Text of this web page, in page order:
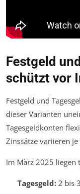
Festgeld
schützt vor
Festgeld und
dieser Varianten
Tagesgeldkonten
Zinssätze variieren
Im März 2025 liegen
Tagesgeld:2 bis